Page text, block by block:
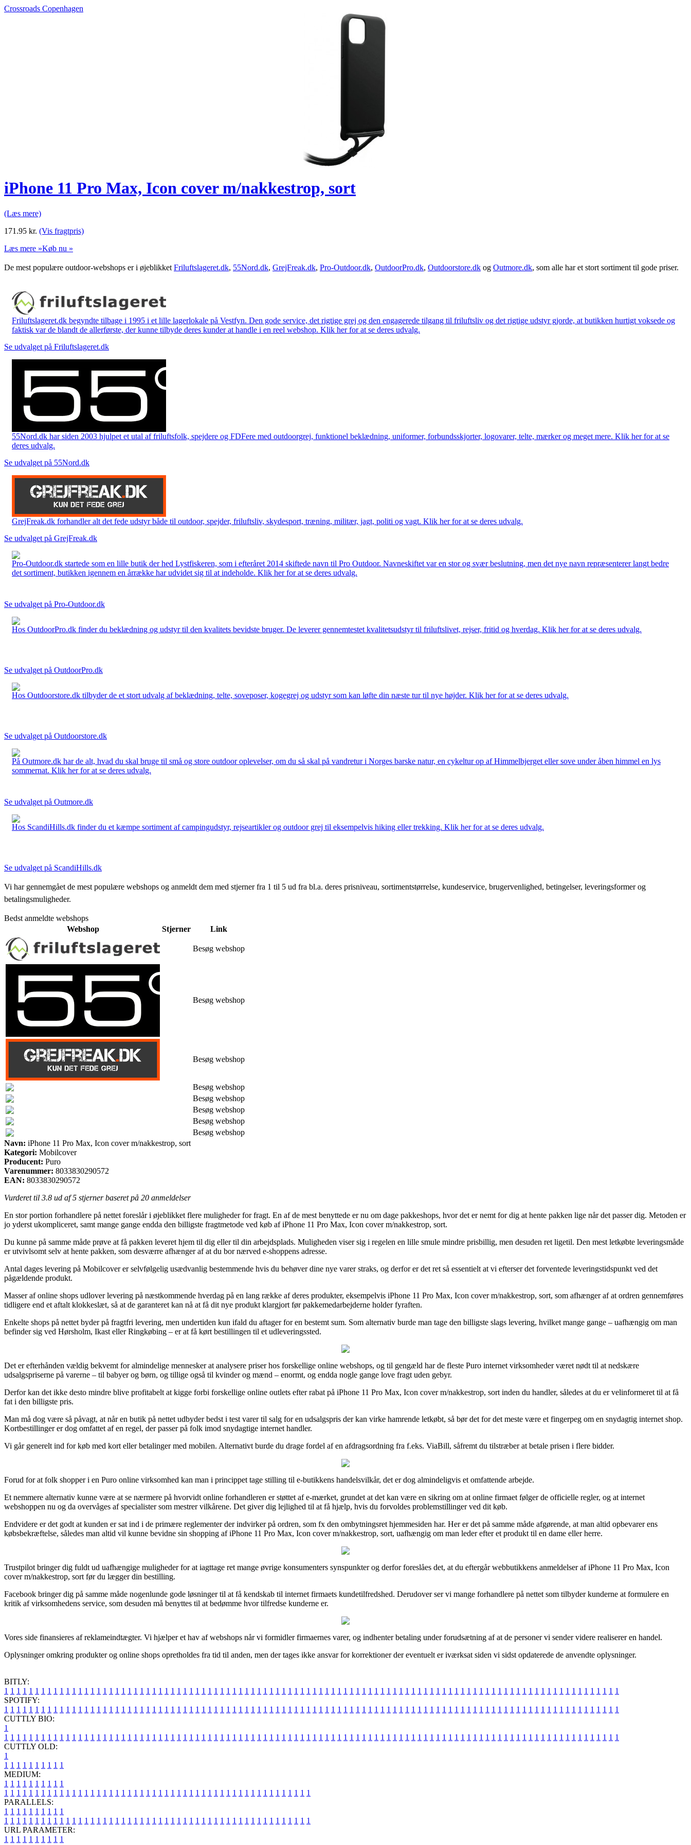
Crossroads Copenhagen
iPhone 11 Pro Max, Icon cover m/nakkestrop, sort
(Læs mere)
171.95 kr. (Vis fragtpris)
Læs mere »Køb nu »
De mest populære outdoor-webshops er i øjeblikket Friluftslageret.dk, 55Nord.dk, GrejFreak.dk, Pro-Outdoor.dk, OutdoorPro.dk, Outdoorstore.dk og Outmore.dk, som alle har et stort sortiment til gode priser.
Friluftslageret.dk begyndte tilbage i 1995 i et lille lagerlokale på Vestfyn. Den gode service, det rigtige grej og den engagerede tilgang til friluftsliv og det rigtige udstyr gjorde, at butikken hurtigt voksede og
faktisk var de blandt de allerførste, der kunne tilbyde deres kunder at handle i en reel webshop. Klik her for at se deres udvalg.
Se udvalget på Friluftslageret.dk
55Nord.dk har siden 2003 hjulpet et utal af friluftsfolk, spejdere og FDFere med outdoorgrej, funktionel beklædning, uniformer, forbundsskjorter, logovarer, telte, mærker og meget mere. Klik her for at se
deres udvalg.
Se udvalget på 55Nord.dk
GrejFreak.dk forhandler alt det fede udstyr både til outdoor, spejder, friluftsliv, skydesport, træning, militær, jagt, politi og vagt. Klik her for at se deres udvalg.
Se udvalget på GrejFreak.dk
Pro-Outdoor.dk startede som en lille butik der hed Lystfiskeren, som i efteråret 2014 skiftede navn til Pro Outdoor. Navneskiftet var en stor og svær beslutning, men det nye navn repræsenterer langt bedre
det sortiment, butikken igennem en årrække har udvidet sig til at indeholde. Klik her for at se deres udvalg.
Se udvalget på Pro-Outdoor.dk
Hos OutdoorPro.dk finder du beklædning og udstyr til den kvalitets bevidste bruger. De leverer gennemtestet kvalitetsudstyr til friluftslivet, rejser, fritid og hverdag. Klik her for at se deres udvalg.
Se udvalget på OutdoorPro.dk
Hos Outdoorstore.dk tilbyder de et stort udvalg af beklædning, telte, soveposer, kogegrej og udstyr som kan løfte din næste tur til nye højder. Klik her for at se deres udvalg.
Se udvalget på Outdoorstore.dk
På Outmore.dk har de alt, hvad du skal bruge til små og store outdoor oplevelser, om du så skal på vandretur i Norges barske natur, en cykeltur op af Himmelbjerget eller sove under åben himmel en lys
sommernat. Klik her for at se deres udvalg.
Se udvalget på Outmore.dk
Hos ScandiHills.dk finder du et kæmpe sortiment af campingudstyr, rejseartikler og outdoor grej til eksempelvis hiking eller trekking. Klik her for at se deres udvalg.
Se udvalget på ScandiHills.dk
Vi har gennemgået de mest populære webshops og anmeldt dem med stjerner fra 1 til 5 ud fra bl.a. deres prisniveau, sortimentstørrelse, kundeservice, brugervenlighed, betingelser, leveringsformer og
betalingsmuligheder.
Bedst anmeldte webshops
Webshop
Stjerner Link
Besøg webshop
Besøg webshop
Besøg webshop
Besøg webshop
Besøg webshop
Besøg webshop
Besøg webshop
Besøg webshop
Navn: iPhone 11 Pro Max, Icon cover m/nakkestrop, sort
Kategori: Mobilcover
Producent: Puro
Varenummer: 8033830290572
EAN: 8033830290572
Vurderet til 3.8 ud af 5 stjerner baseret på 20 anmeldelser
En stor portion forhandlere på nettet foreslår i øjeblikket flere muligheder for fragt. En af de mest benyttede er nu om dage pakkeshops, hvor det er nemt for dig at hente pakken lige når det passer dig. Metoden er
jo yderst ukompliceret, samt mange gange endda den billigste fragtmetode ved køb af iPhone 11 Pro Max, Icon cover m/nakkestrop, sort.
Du kunne på samme måde prøve at få pakken leveret hjem til dig eller til din arbejdsplads. Muligheden viser sig i regelen en lille smule mindre prisbillig, men desuden ret ligetil. Den mest letkøbte leveringsmåde
er utvivlsomt selv at hente pakken, som desværre afhænger af at du bor nærved e-shoppens adresse.
Antal dages levering på Mobilcover er selvfølgelig usædvanlig bestemmende hvis du behøver dine nye varer straks, og derfor er det ret så essentielt at vi efterser det forventede leveringstidspunkt ved det
pågældende produkt.
Masser af online shops udlover levering på næstkommende hverdag på en lang række af deres produkter, eksempelvis iPhone 11 Pro Max, Icon cover m/nakkestrop, sort, som afhænger af at ordren gennemføres
tidligere end et aftalt klokkeslæt, så at de garanteret kan nå at få dit nye produkt klargjort før pakkemedarbejderne holder fyraften.
Enkelte shops på nettet byder på fragtfri levering, men undertiden kun ifald du aftager for en bestemt sum. Som alternativ burde man tage den billigste slags levering, hvilket mange gange – uafhængig om man
befinder sig ved Hørsholm, Ikast eller Ringkøbing – er at få kørt bestillingen til et udleveringssted.
Det er efterhånden vældig bekvemt for almindelige mennesker at analysere priser hos forskellige online webshops, og til gengæld har de fleste Puro internet virksomheder været nødt til at nedskære
udsalgspriserne på varerne – til babyer og børn, og tillige også til kvinder og mænd – enormt, og endda nogle gange love fragt uden gebyr.
Derfor kan det ikke desto mindre blive profitabelt at kigge forbi forskellige online outlets efter rabat på iPhone 11 Pro Max, Icon cover m/nakkestrop, sort inden du handler, således at du er velinformeret til at få
fat i den billigste pris.
Man må dog være så påvagt, at når en butik på nettet udbyder bedst i test varer til salg for en udsalgspris der kan virke hamrende letkøbt, så bør det for det meste være et fingerpeg om en snydagtig internet shop.
Kortbestillinger er dog omfattet af en regel, der passer på folk imod snydagtige internet handler.
Vi går generelt ind for køb med kort eller betalinger med mobilen. Alternativt burde du drage fordel af en afdragsordning fra f.eks. ViaBill, såfremt du tilstræber at betale prisen i flere bidder.
Forud for at folk shopper i en Puro online virksomhed kan man i princippet tage stilling til e-butikkens handelsvilkår, det er dog almindeligvis et omfattende arbejde.
Et nemmere alternativ kunne være at se nærmere på hvorvidt online forhandleren er støttet af e-mærket, grundet at det kan være en sikring om at online firmaet følger de officielle regler, og at internet
webshoppen nu og da overvåges af specialister som mestrer vilkårene. Det giver dig lejlighed til at få hjælp, hvis du forvoldes problemstillinger ved dit køb.
Endvidere er det godt at kunden er sat ind i de primære reglementer der indvirker på ordren, som fx den ombytningsret hjemmesiden har. Her er det på samme måde afgørende, at man altid opbevarer ens
købsbekræftelse, således man altid vil kunne bevidne sin shopping af iPhone 11 Pro Max, Icon cover m/nakkestrop, sort, uafhængig om man leder efter et produkt til en dame eller herre.
Trustpilot bringer dig fuldt ud uafhængige muligheder for at iagttage ret mange øvrige konsumenters synspunkter og derfor foreslåes det, at du eftergår webbutikkens anmeldelser af iPhone 11 Pro Max, Icon
cover m/nakkestrop, sort før du lægger din bestilling.
Facebook bringer dig på samme måde nogenlunde gode løsninger til at få kendskab til internet firmaets kundetilfredshed. Derudover ser vi mange forhandlere på nettet som tilbyder kunderne at formulere en
kritik af virksomhedens service, som desuden må benyttes til at bedømme hvor tilfredse kunderne er.
Vores side finansieres af reklameindtægter. Vi hjælper et hav af webshops når vi formidler firmaernes varer, og indhenter betaling under forudsætning af at de personer vi sender videre realiserer en handel.
Oplysninger omkring produkter og online shops opretholdes fra tid til anden, men der tages ikke ansvar for korrektioner der eventuelt er iværksat siden vi sidst opdaterede de anvendte oplysninger.
BITLY:
1 1 1 1 1 1 1 1 1 1 1 1 1 1 1 1 1 1 1 1 1 1 1 1 1 1 1 1 1 1 1 1 1 1 1 1 1 1 1 1 1 1 1 1 1 1 1 1 1 1 1 1 1 1 1 1 1 1 1 1 1 1 1 1 1 1 1 1 1 1 1 1 1 1 1 1 1 1 1 1 1 1 1 1 1 1 1 1 1 1 1 1 1 1 1 1 1 1 1 1
SPOTIFY:
1 1 1 1 1 1 1 1 1 1 1 1 1 1 1 1 1 1 1 1 1 1 1 1 1 1 1 1 1 1 1 1 1 1 1 1 1 1 1 1 1 1 1 1 1 1 1 1 1 1 1 1 1 1 1 1 1 1 1 1 1 1 1 1 1 1 1 1 1 1 1 1 1 1 1 1 1 1 1 1 1 1 1 1 1 1 1 1 1 1 1 1 1 1 1 1 1 1 1 1
CUTTLY BIO:
1
1 1 1 1 1 1 1 1 1 1 1 1 1 1 1 1 1 1 1 1 1 1 1 1 1 1 1 1 1 1 1 1 1 1 1 1 1 1 1 1 1 1 1 1 1 1 1 1 1 1 1 1 1 1 1 1 1 1 1 1 1 1 1 1 1 1 1 1 1 1 1 1 1 1 1 1 1 1 1 1 1 1 1 1 1 1 1 1 1 1 1 1 1 1 1 1 1 1 1 1
CUTTLY OLD:
1
1 1 1 1 1 1 1 1 1 1
MEDIUM:
1 1 1 1 1 1 1 1 1 1
1 1 1 1 1 1 1 1 1 1 1 1 1 1 1 1 1 1 1 1 1 1 1 1 1 1 1 1 1 1 1 1 1 1 1 1 1 1 1 1 1 1 1 1 1 1 1 1 1 1
PARALLELS:
1 1 1 1 1 1 1 1 1 1
1 1 1 1 1 1 1 1 1 1 1 1 1 1 1 1 1 1 1 1 1 1 1 1 1 1 1 1 1 1 1 1 1 1 1 1 1 1 1 1 1 1 1 1 1 1 1 1 1 1
URL PARAMETER:
1 1 1 1 1 1 1 1 1 1